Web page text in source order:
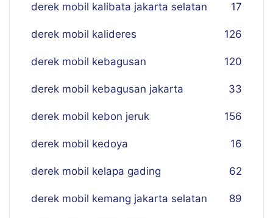
derek mobil kalibata jakarta selatan 17
derek mobil kalideres 126
derek mobil kebagusan 120
derek mobil kebagusan jakarta 33
derek mobil kebon jeruk 156
derek mobil kedoya 16
derek mobil kelapa gading 62
derek mobil kemang jakarta selatan 89